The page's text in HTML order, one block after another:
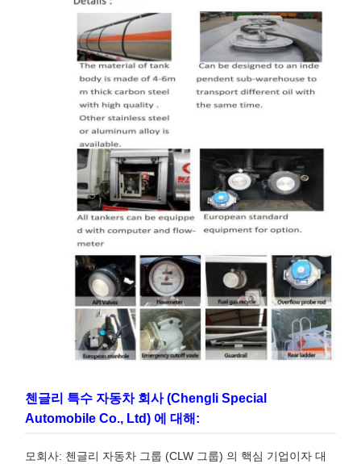
첸글리 특수 자동차 회사 (Chengli Special
Automobile Co., Ltd) 에 대해:
모회사: 첸글리 자동차 그룹 (CLW 그룹) 의 핵심 기업이자 대